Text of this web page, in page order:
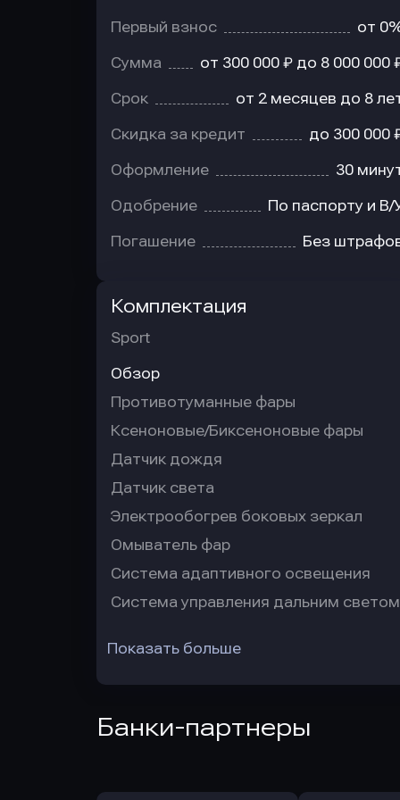
Первый взнос от
Сумма от 300 000 ₽ до 8 000 000
Срок от 2 месяцев до 8
Скидка за кредит до 300 000
Оформление 30
Одобрение По паспорту и В/
Погашение Без
Комплектация
Sport
Обзор
Противотуманные фары
Ксеноновые/Биксеноновые фары
Датчик дождя
Датчик света
Электрообогрев боковых зеркал
Омыватель фар
Система адаптивного освещения
Система управления дальним светом
Показать больше
Банки-партнеры